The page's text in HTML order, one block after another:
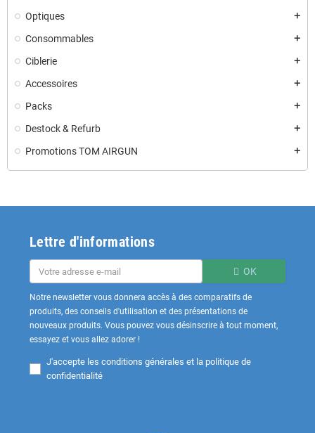
Optiques add
Consommables add
Ciblerie add
Accessoires add
Packs add
Destock & Refurb add
Promotions TOM AIRGUN add
Lettre d'informations
OK
Notre newsletter vous donnera accès à des comparatifs de
produits, des conseils d'utilisation et des présentations de
nouveaux produits. Vous pouvez vous désinscrire à tout moment,
essayez et vous allez adorer !
J'accepte les conditions générales et la politique de
confidentialité